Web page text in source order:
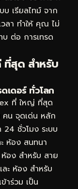
เรียลไทม์ จาก
ลา ทำให้ คุณ ไม่
ต่อ การเทรด
ที่สุด สำหรับ
เดอร์ ทั่วโลก
ที่ ใหญ่ ที่สุด
คน จุดเด่น หลัก
ชั่วโมง ระบบ
ห้อง สนทนา
ห้อง สำหรับ สาย
ะ ห้อง สำหรับ
าร่วม เป็น